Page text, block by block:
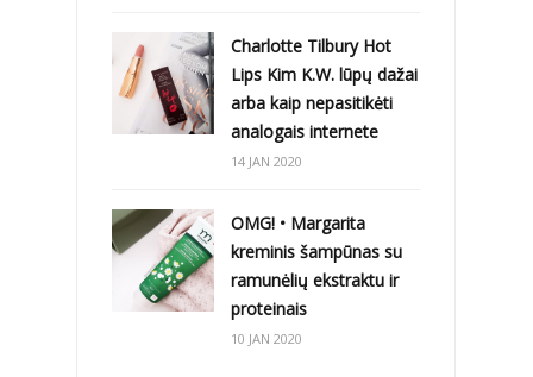
Charlotte Tilbury Hot
Lips Kim K.W. lūpų dažai
arba kaip nepasitikėti
analogais internete
14 JAN 2020
OMG! • Margarita
kreminis šampūnas su
ramunėlių ekstraktu ir
proteinais
10 JAN 2020